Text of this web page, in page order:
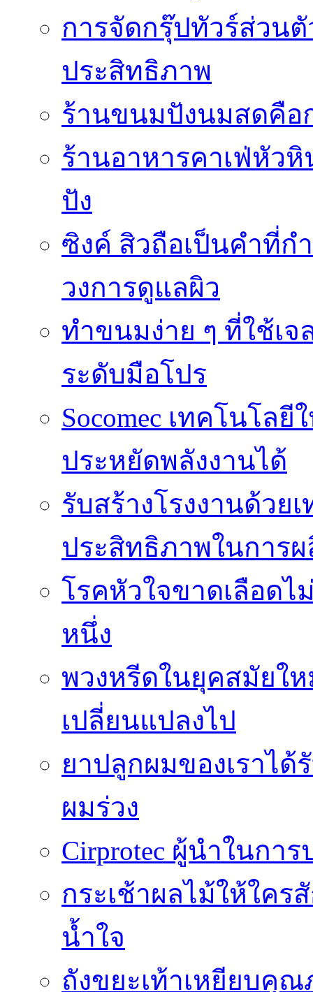
การจัดกรุ๊ปทัวร์ส่วน
ประสิทธิภาพ
ร้านขนมปังนมสดคือ
ร้านอาหารคาเฟ่หัว
ปัง
ซิงค์ สิวถือเป็นคำที่ก
วงการดูแลผิว
ทำขนมง่าย ๆ ที่ใช้เ
ระดับมือโปร
Socomec เทคโนโล
ประหยัดพลังงานได้
รับสร้างโรงงานด้วย
ประสิทธิภาพในการ
โรคหัวใจขาดเลือด
หนึ่ง
พวงหรีดในยุคสมัยใ
เปลี่ยนแปลงไป
ยาปลูกผมของเราไ
ผมร่วง
Cirprotec ผู้นำในกา
กระเช้าผลไม้ให้ใคร
น้ำใจ
ถังขยะเท้าเหยียบคุ